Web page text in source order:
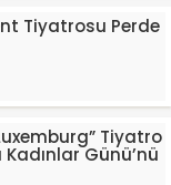
Tiyatrosu Perde
Tiyatro
Günü’nü